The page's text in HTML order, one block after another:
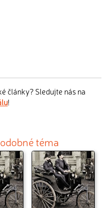
články? Sledujte nás na
!
téma